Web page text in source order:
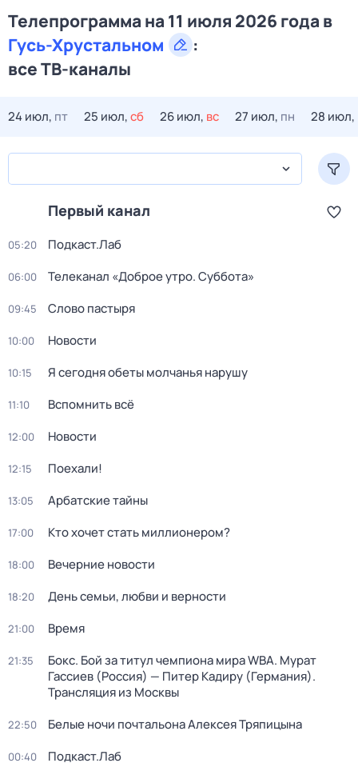
Телепрограмма на 11 июля 2026 года в
Гусь-Хрустальном
:
все ТВ-каналы
24 июл, пт 25 июл,сб 26 июл, вс 27 июл, пн 28 июл,
Первый канал
05:20 Подкаст.Лаб
06:00 Телеканал «Доброе утро. Суббота»
09:45 Слово пастыря
10:00 Новости
10:15 Я сегодня обеты молчанья нарушу
11:10 Вспомнить всё
12:00 Новости
12:15 Поехали!
13:05 Арбатские тайны
17:00 Кто хочет стать миллионером?
18:00 Вечерние новости
18:20 День семьи, любви и верности
21:00 Время
21:35
Бокс. Бой за титул чемпиона мира WBA. Мурат
Гассиев (Россия) — Питер Кадиру (Германия).
Трансляция из Москвы
22:50 Белые ночи почтальона Алексея Тряпицына
00:40 Подкаст.Лаб